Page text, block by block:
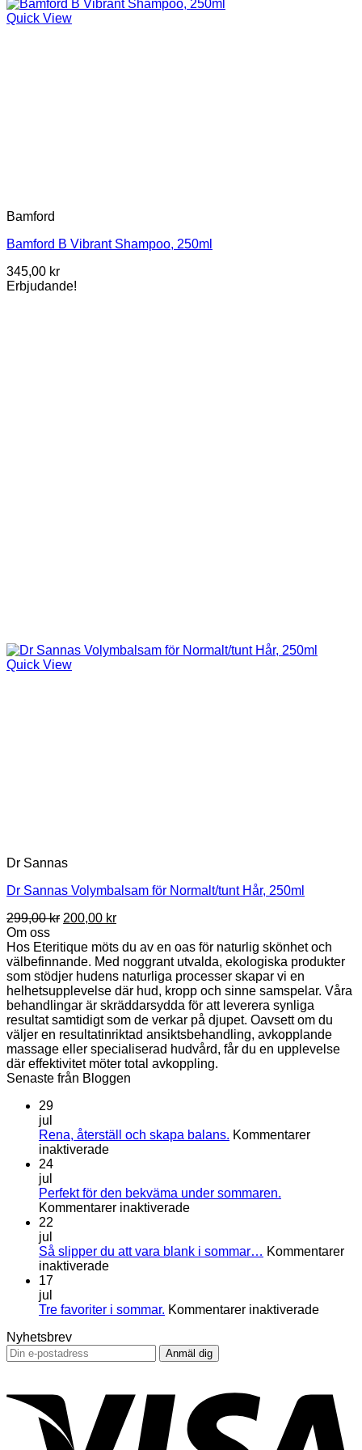
Quick View
Bamford
Bamford B Vibrant Shampoo, 250ml
345,00 kr
Erbjudande!
Quick View
Dr Sannas
Dr Sannas Volymbalsam för Normalt/tunt Hår, 250ml
299,00kr Det
priset
var:
299,00 kr.
200,00 krDet
priset
är:
200,00 kr.
Om oss
Hos Eteritique möts du av en oas för naturlig skönhet och
välbefinnande. Med noggrant utvalda, ekologiska produkter
som stödjer hudens naturliga processer skapar vi en
helhetsupplevelse där hud, kropp och sinne samspelar. Våra
behandlingar är skräddarsydda för att leverera synliga
resultat samtidigt som de verkar på djupet. Oavsett om du
väljer en resultatinriktad ansiktsbehandling, avkopplande
massage eller specialiserad hudvård, får du en upplevelse
där effektivitet möter total avkoppling.
Senaste från Bloggen
29
jul
Rena, återställ och skapa balans. Kommentarer
inaktiveradeför
och
skapa
24
jul
Perfekt för den bekväma under sommaren.
Kommentarer inaktiveradeför
den
22
jul
Så slipper du att vara blank i sommar… Kommentarer
inaktiveradeför
du
17
jul
Tre favoriter i sommar. Kommentarer inaktiveradeför
Nyhetsbrev